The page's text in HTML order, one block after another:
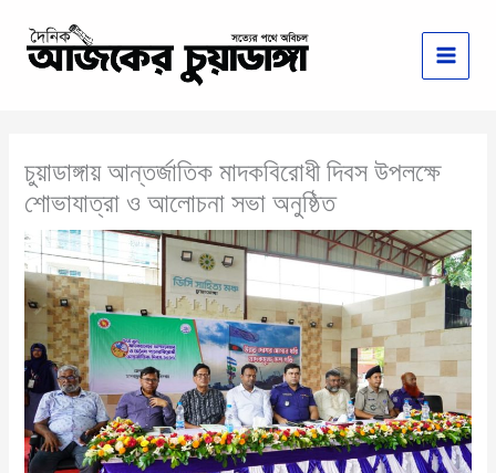
content
চুয়াডাঙ্গায় আন্তর্জাতিক মাদকবিরোধী দিবস উপলক্ষে
শোভাযাত্রা ও আলোচনা সভা অনুষ্ঠিত